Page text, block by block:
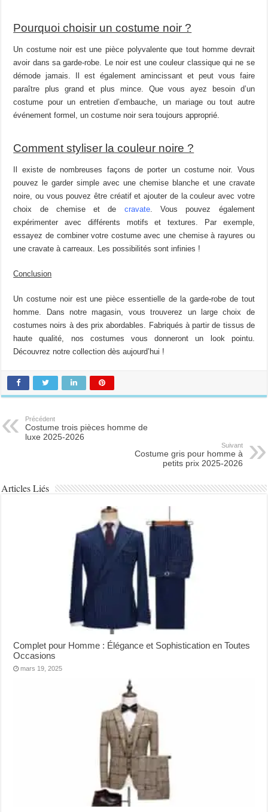
Pourquoi choisir un costume noir ?
Un costume noir est une pièce polyvalente que tout homme devrait
avoir dans sa garde-robe. Le noir est une couleur classique qui ne se
démode jamais. Il est également amincissant et peut vous faire
paraître plus grand et plus mince. Que vous ayez besoin d’un
costume pour un entretien d’embauche, un mariage ou tout autre
événement formel, un costume noir sera toujours approprié.
Comment styliser la couleur noire ?
Il existe de nombreuses façons de porter un costume noir. Vous
pouvez le garder simple avec une chemise blanche et une cravate
noire, ou vous pouvez être créatif et ajouter de la couleur avec votre
choix de chemise et de cravate. Vous pouvez également
expérimenter avec différents motifs et textures. Par exemple,
essayez de combiner votre costume avec une chemise à rayures ou
une cravate à carreaux. Les possibilités sont infinies !
Conclusion
Un costume noir est une pièce essentielle de la garde-robe de tout
homme. Dans notre magasin, vous trouverez un large choix de
costumes noirs à des prix abordables. Fabriqués à partir de tissus de
haute qualité, nos costumes vous donneront un look pointu.
Découvrez notre collection dès aujourd’hui !
Précédent
Costume trois pièces homme de
luxe 2025-2026
Suivant
Costume gris pour homme à
petits prix 2025-2026
Articles Liés
Complet pour Homme : Élégance et Sophistication en Toutes
Occasions
mars 19, 2025